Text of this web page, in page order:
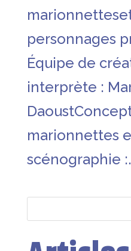
personnages
Équipe de
interprète :
marionnettes
scénographie